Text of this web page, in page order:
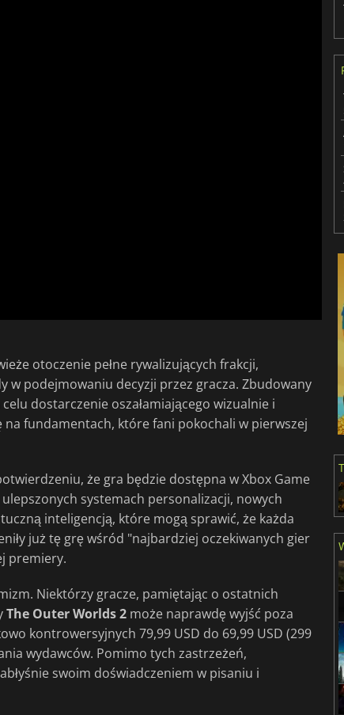
otoczenie pełne rywalizujących frakcji,
w podejmowaniu decyzji przez gracza. Zbudowany
dostarczenie oszałamiającego wizualnie i
fundamentach, które fani pokochali w pierwszej
że gra będzie dostępna w Xbox Game
systemach personalizacji, nowych
inteligencją, które mogą sprawić, że każda
już tę grę wśród "najbardziej oczekiwanych gier
premiery.
Niektórzy gracze, pamiętając o ostatnich
The Outer Worlds 2 może naprawdę wyjść poza
kontrowersyjnych 79,99 USD do 69,99 USD (299
wydawców. Pomimo tych zastrzeżeń,
swoim doświadczeniem w pisaniu i